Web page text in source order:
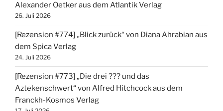
Alexander Oetker aus dem Atlantik Verlag
26. Juli 2026
[Rezension #774] „Blick zurück“ von Diana Ahrabian aus
dem Spica Verlag
24. Juli 2026
[Rezension #773] „Die drei ??? und das
Aztekenschwert“ von Alfred Hitchcock aus dem
Franckh-Kosmos Verlag